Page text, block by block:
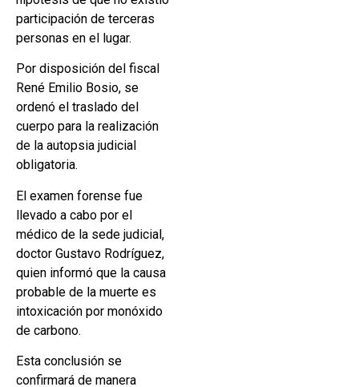
participación de terceras
personas en el lugar.
Por disposición del fiscal
René Emilio Bosio, se
ordenó el traslado del
cuerpo para la realización
de la autopsia judicial
obligatoria.
El examen forense fue
llevado a cabo por el
médico de la sede judicial,
doctor Gustavo Rodríguez,
quien informó que la causa
probable de la muerte es
intoxicación por monóxido
de carbono.
Esta conclusión se
confirmará de manera